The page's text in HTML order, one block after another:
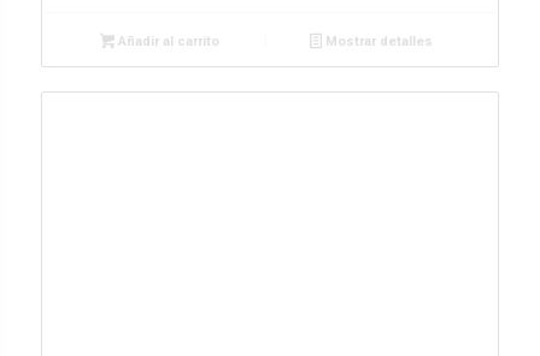
Añadir al carrito Mostrar detalles